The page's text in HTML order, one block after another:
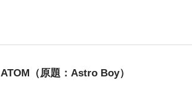
ATOM（原題：Astro Boy）